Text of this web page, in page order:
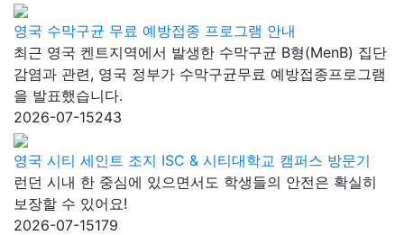
영국 수막구균 무료 예방접종 프로그램 안내
최근 영국 켄트지역에서 발생한 수막구균 B형(MenB) 집단
감염과 관련, 영국 정부가 수막구균무료 예방접종프로그램
을 발표했습니다.
2026-07-15243
영국 시티 세인트 조지 ISC & 시티대학교 캠퍼스 방문기
런던 시내 한 중심에 있으면서도 학생들의 안전은 확실히
보장할 수 있어요!
2026-07-15179